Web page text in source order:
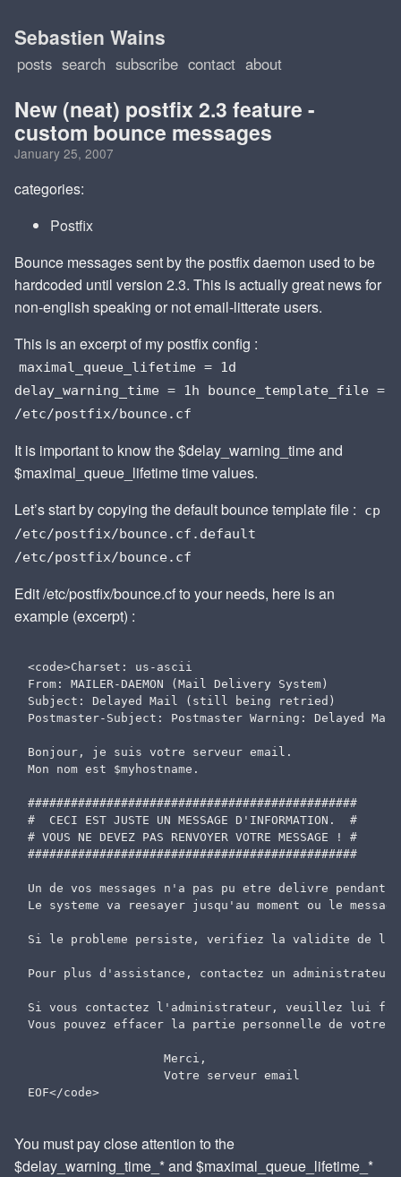
Sebastien Wains
posts search subscribe contact about
New (neat) postfix 2.3 feature -
custom bounce messages
January 25, 2007
categories:
Postfix
Bounce messages sent by the postfix daemon used to be
hardcoded until version 2.3. This is actually great news for
non-english speaking or not email-litterate users.
This is an excerpt of my postfix config :
maximal_queue_lifetime = 1d
delay_warning_time = 1h bounce_template_file =
/etc/postfix/bounce.cf
It is important to know the $delay_warning_time and
$maximal_queue_lifetime time values.
Let’s start by copying the default bounce template file :
cp
/etc/postfix/bounce.cf.default
/etc/postfix/bounce.cf
Edit /etc/postfix/bounce.cf to your needs, here is an
example (excerpt) :
<code>Charset: us-ascii
From: MAILER-DAEMON (Mail Delivery System)
Subject: Delayed Mail (still being retried)
Postmaster-Subject: Postmaster Warning: Delayed Mail
Bonjour, je suis votre serveur email.
Mon nom est $myhostname.
##############################################
#  CECI EST JUSTE UN MESSAGE D'INFORMATION.  #
# VOUS NE DEVEZ PAS RENVOYER VOTRE MESSAGE ! #
##############################################
Un de vos messages n'a pas pu etre delivre pendant
Le systeme va reesayer jusqu'au moment ou le
Si le probleme persiste, verifiez la validite de
Pour plus d'assistance, contactez un administrateur
Si vous contactez l'administrateur, veuillez lui
Vous pouvez effacer la partie personnelle de votre
                   Merci,
                   Votre serveur email
You must pay close attention to the
$delay_warning_time_* and $maximal_queue_lifetime_*